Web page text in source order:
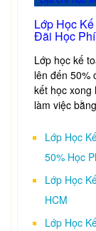
Lớp Học
Đãi Học
Lớp học kế
lên đến 50%
kết học xong
làm việc
Lớp Học
50% Học
Lớp Học
HCM
Lớp Học